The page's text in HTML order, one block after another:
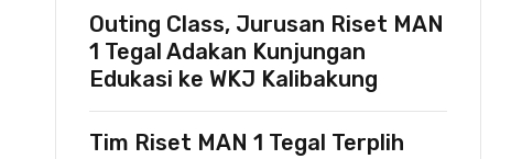
Outing Class, Jurusan Riset MAN
1 Tegal Adakan Kunjungan
Edukasi ke WKJ Kalibakung
Tim Riset MAN 1 Tegal Terplih